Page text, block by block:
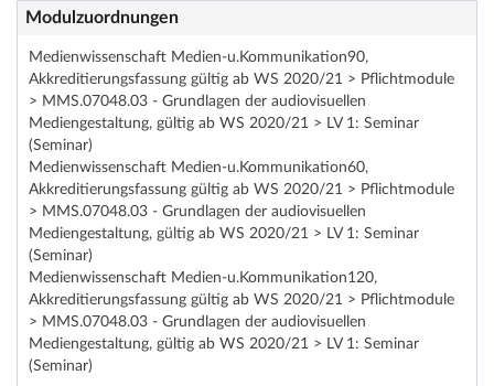
Modulzuordnungen
Medienwissenschaft Medien-u.Kommunikation90,
Akkreditierungsfassung gültig ab WS 2020/21 > Pflichtmodule
> MMS.07048.03 - Grundlagen der audiovisuellen
Mediengestaltung, gültig ab WS 2020/21 > LV 1: Seminar
(Seminar)
Medienwissenschaft Medien-u.Kommunikation60,
Akkreditierungsfassung gültig ab WS 2020/21 > Pflichtmodule
> MMS.07048.03 - Grundlagen der audiovisuellen
Mediengestaltung, gültig ab WS 2020/21 > LV 1: Seminar
(Seminar)
Medienwissenschaft Medien-u.Kommunikation120,
Akkreditierungsfassung gültig ab WS 2020/21 > Pflichtmodule
> MMS.07048.03 - Grundlagen der audiovisuellen
Mediengestaltung, gültig ab WS 2020/21 > LV 1: Seminar
(Seminar)